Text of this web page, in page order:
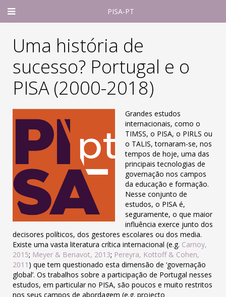
PISA-PT
Uma história de
sucesso? Portugal e o
PISA (2000-2018)
Grandes estudos
internacionais, como o
TIMSS, o PISA, o PIRLS ou
o TALIS, tornaram-se, nos
tempos de hoje, uma das
principais tecnologias de
governação nos campos
da educação e formação.
Nesse conjunto de
estudos, o PISA é,
seguramente, o que maior
influência exerce junto dos
decisores políticos, dos gestores escolares ou dos media.
Existe uma vasta literatura crítica internacional (e.g. Carnoy,
2015; Meyer & Benavot, 2013; Pereyra, Kottoff & Cohen,
2011 ) que tem questionado esta dimensão de ‘governação
global’. Os trabalhos sobre a participação de Portugal nesses
estudos, em particular no PISA, são poucos e muito restritos
nos seus campos de abordagem (e.g. projecto